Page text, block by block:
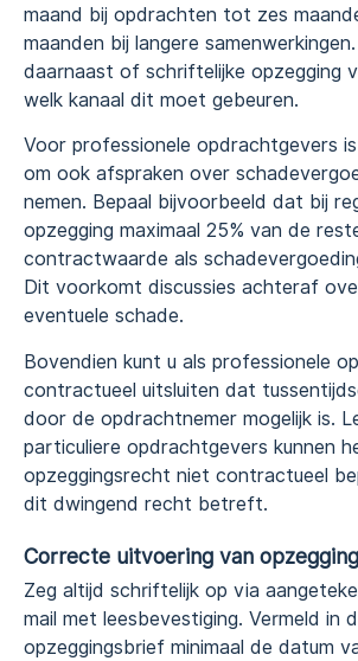
maand bij opdrachten tot zes
maanden bij langere
daarnaast of schriftelijke opzegging
welk kanaal dit moet gebeuren.
Voor professionele opdrachtgevers
om ook afspraken over
nemen. Bepaal bijvoorbeeld dat bij
opzegging maximaal 25% van de
contractwaarde als
Dit voorkomt discussies achteraf
eventuele schade.
Bovendien kunt u als professionele
contractueel uitsluiten dat
door de opdrachtnemer mogelijk is.
particuliere opdrachtgevers kunnen
opzeggingsrecht niet contractueel
dit dwingend recht betreft.
Correcte uitvoering van opzegging
Zeg altijd schriftelijk op via
mail met leesbevestiging. Vermeld in
opzeggingsbrief minimaal de datum